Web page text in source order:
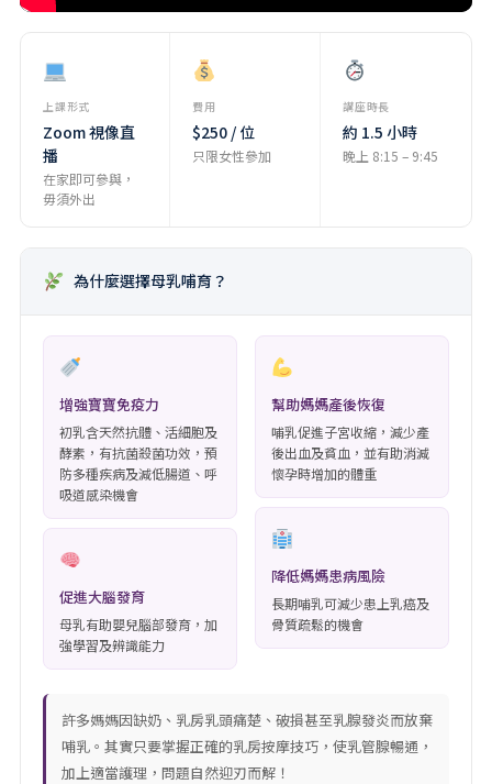
上課形式
Zoom 視像直
播
在家即可參與，
毋須外出
費用
$250 / 位
只限女性參加
講座時長
約 1.5 小時
晚上 8:15 – 9:45
為什麼選擇母乳哺育？
增強寶寶免疫力
初乳含天然抗體、活細胞及
酵素，有抗菌殺菌功效，預
防多種疾病及減低腸道、呼
吸道感染機會
促進大腦發育
母乳有助嬰兒腦部發育，加
強學習及辨識能力
幫助媽媽產後恢復
哺乳促進子宮收縮，減少產
後出血及貧血，並有助消減
懷孕時增加的體重
降低媽媽患病風險
長期哺乳可減少患上乳癌及
骨質疏鬆的機會
許多媽媽因缺奶、乳房乳頭痛楚、破損甚至乳腺發炎而放棄
哺乳。其實只要掌握正確的乳房按摩技巧，使乳管腺暢通，
加上適當護理，問題自然迎刃而解！